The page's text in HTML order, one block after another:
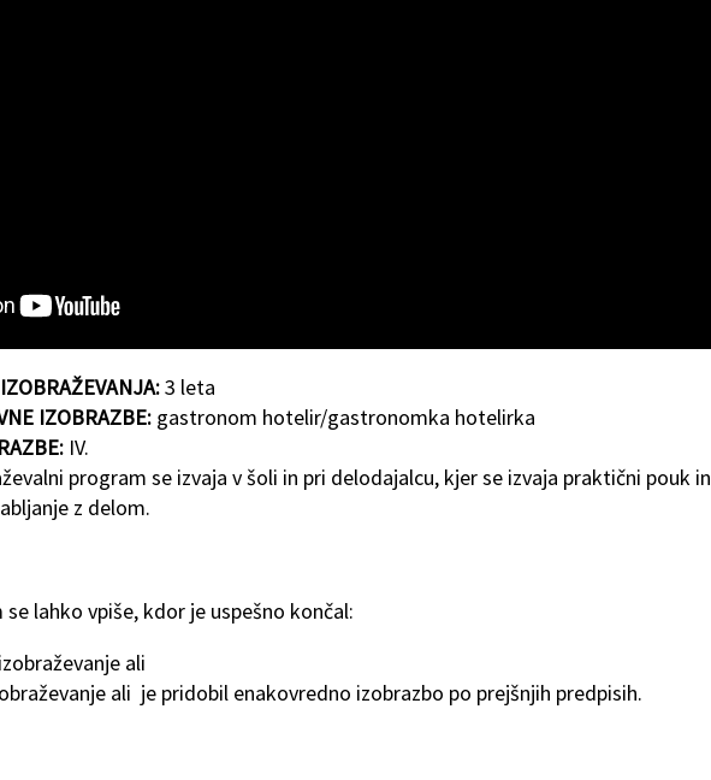
3 leta
IZOBRAZBE: gastronom hotelir/gastronomka hotelirka
IV.
program se izvaja v šoli in pri delodajalcu, kjer se izvaja praktični pouk in
z delom.
lahko vpiše, kdor je uspešno končal:
ali
ali je pridobil enakovredno izobrazbo po prejšnjih predpisih.